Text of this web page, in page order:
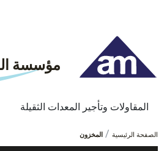
المقاولات وتأجير المعدات الثقيلة
مؤسسة
الصفحة الرئيسية ar/inventory
المخزون
المخزون